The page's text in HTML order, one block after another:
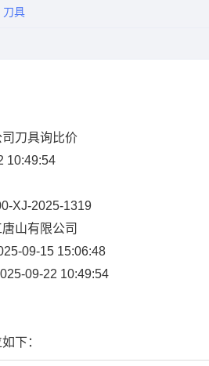
刀具
刀具询比价
10:49:54
XJ-2025-1319
山有限公司
09-15 15:06:48
09-22 10:49:54
如下：